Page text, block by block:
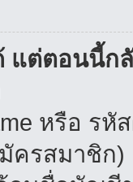
แต่ตอนนี้ก
หรือ รหั
ครสมาชิก)